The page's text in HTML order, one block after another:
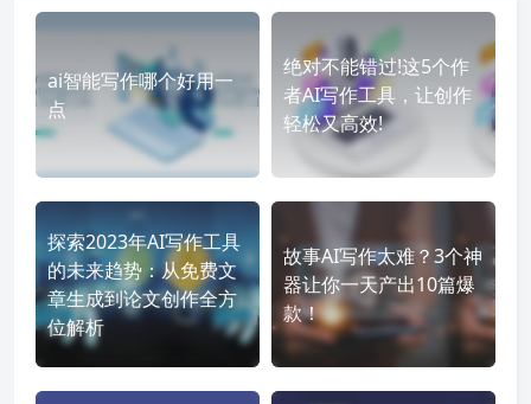
ai智能写作哪个好用一
点
绝对不能错过!这5个作
者AI写作工具，让创作
轻松又高效!
探索2023年AI写作工具
的未来趋势：从免费文
章生成到论文创作全方
位解析
故事AI写作太难？3个神
器让你一天产出10篇爆
款！